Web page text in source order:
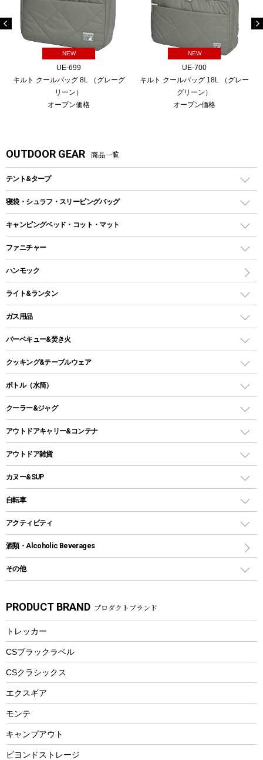
NEW
UE-699
キルト クールバッグ 8L （グレーグ
リーン）
オープン価格
NEW
UE-700
キルト クールバッグ 18L （グレー
グリーン）
オープン価格
OUTDOOR GEAR 商品一覧
テント&タープ
テント
ツールームテント
ワンポールテント
シェルターテント
ロッジ型・オリジナルテント
タープ
スクエアタープ（レクタタープ）
メッシュタープ
自立式タープ
パラソル
テントアクセサリー
ペグ
グランドシート
ガイドロープ
ツール
寝袋・シュラフ・スリーピングバッグ
レクタングラー型（封筒型）シュラフ
インナーシュラフ
キャンピングベッド・コット・マット
キャンピングベッド・コット
インフレータブルマット
ファニチャー
アウトドアテーブル
レジャーシート
ハンモック
ライト&ランタン
LEDランタン
ガスランタン
オイルランタン
LEDライト
ヘッドライト
キャンドル
ガス用品
ガスバーナー
ガス缶
ガストーチ、ライター
バーベキュー&焚き火
バーベキューコンロ、グリル
焚き火台タイプ（ロースタイル）グリル
卓上タイプグリル
パーティータイプグリル
鉄板、アミ
焚き火台&ストーブ
火起こし
バーベキューツール
クッキング&テーブルウェア
ダッチオーブン
ホットサンドメーカー
クッカーセット
シェラカップ
クッキングツール
ナイフ
カトラリー
マグカップ、カップ
ステンレスボトル
フードボトル
トレー
ランチョンマット
ランチボックス
ボトル（水筒）
ステンレスボトル
コップ付きタイプ
ワンタッチタイプ
プラスチックボトル
ディズニーボトル
クーラー&ジャグ
クーラーボックス
クーラーバッグ
ウォータージャグ
保冷剤
アウトドアキャリー&コンテナ
アウトドアキャリー
アウトドア雑貨
バックパック&バッグ
リュック、バックパック
トートバッグ、サコッシュ
ショッピングキャリー
その他アウトドア雑貨
スプレー関係
ツール、他
カヌー&SUP
インフレータブル
カヤック
パドル
ヘルメット
エアーポンプ
アクセサリー
自転車
折りたたみ自転車
スポーツサイクル
シティサイクル
自転車ウェア
アクティビティ
マリン
ラッシュガード
パラソル
フローティングベスト
ヘルメット
エアーポンプ
ビーチテント
ウィンター
スノーシュー
防寒ウェア
酒類・Alcoholic Beverages
その他
湯たんぽ
防災用品
PRODUCT BRAND プロダクトブランド
トレッカー
CSブラックラベル
CSクラシックス
エクスギア
モンテ
キャンプアウト
ビヨンドストレージ